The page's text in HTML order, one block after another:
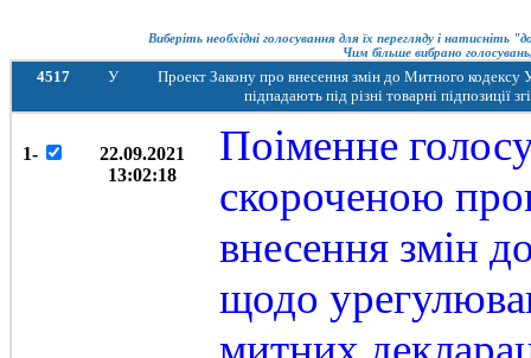
Виберіть необхідні голосування для їх перегляду і натисніть
Чим більше вибрано
4517 У
Проект Закону про внесення змін до Митного кодексу
підпадають під різні товарні
1-
22.09.2021
13:02:18
Поіменне
скороченою
внесення змін
щодо